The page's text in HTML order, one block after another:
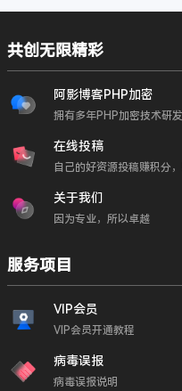
共创无限精彩
阿影博客PHP加密
拥有多年PHP加密技术研
在线投稿
自己的好资源投稿赚积分
关于我们
因为专业，所以卓越
服务项目
VIP会员
VIP会员开通教程
病毒误报
病毒误报说明